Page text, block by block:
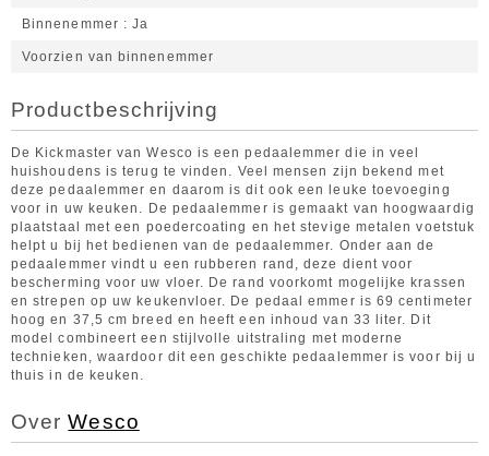
Binnenemmer Ja
Voorzien van binnenemmer
Productbeschrijving
De Kickmaster van Wesco is een pedaalemmer die in veel
huishoudens is terug te vinden. Veel mensen zijn bekend met
deze pedaalemmer en daarom is dit ook een leuke toevoeging
voor in uw keuken. De pedaalemmer is gemaakt van hoogwaardig
plaatstaal met een poedercoating en het stevige metalen voetstuk
helpt u bij het bedienen van de pedaalemmer. Onder aan de
pedaalemmer vindt u een rubberen rand, deze dient voor
bescherming voor uw vloer. De rand voorkomt mogelijke krassen
en strepen op uw keukenvloer. De pedaal emmer is 69 centimeter
hoog en 37,5 cm breed en heeft een inhoud van 33 liter. Dit
model combineert een stijlvolle uitstraling met moderne
technieken, waardoor dit een geschikte pedaalemmer is voor bij u
thuis in de keuken.
OverWesco